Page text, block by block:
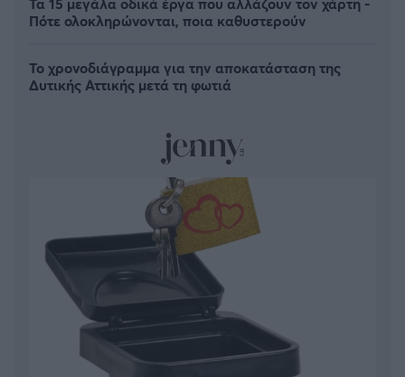
Πότε ολοκληρώνονται, ποια καθυστερούν
Το χρονοδιάγραμμα για την αποκατάσταση της
Δυτικής Αττικής μετά τη φωτιά